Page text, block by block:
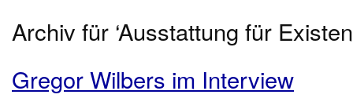
Archiv für ‘Ausstattung für
Gregor Wilbers im Interview